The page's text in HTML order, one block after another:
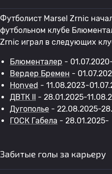
Футболист Marsel Zrnic
футбольном клубе
Zrnic играл в следующих
Блюменталер -
Вердер Бремен -
Honved - 11.08.2023-
ДВТК II - 28.01.2025-
Дугополье - 22.08.2025-
ГОСК Габела - 28.01.2025-
Забитые голы за карьеру